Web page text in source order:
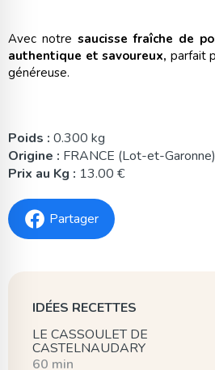
Avec notre saucisse fraîche de
authentique et savoureux, parfait
généreuse.
Poids : 0.300 kg
Origine : FRANCE (Lot-et-Garonne)
Prix au Kg : 13.00 €
Partager
IDÉES RECETTES
LE CASSOULET DE
CASTELNAUDARY
60 min